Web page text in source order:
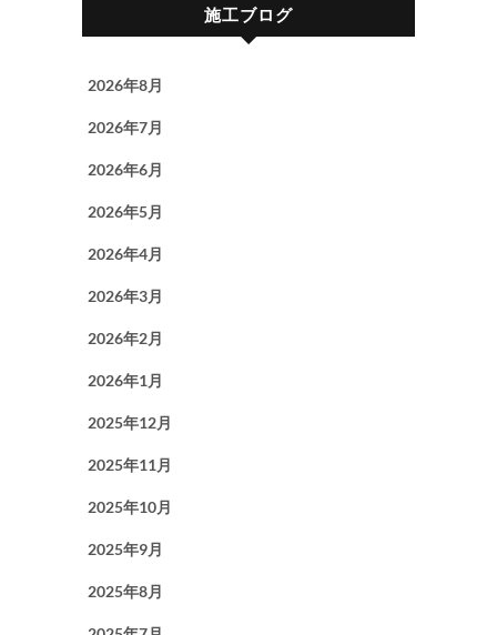
施工ブログ
2026年8月
2026年7月
2026年6月
2026年5月
2026年4月
2026年3月
2026年2月
2026年1月
2025年12月
2025年11月
2025年10月
2025年9月
2025年8月